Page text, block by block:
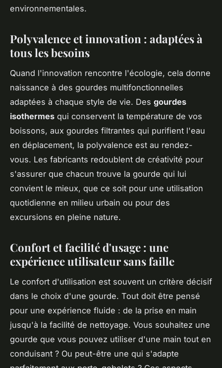
environnementales.
Polyvalence et innovation : adaptées à
tous les besoins
Quand l'innovation rencontre l'écologie, cela donne
naissance à des gourdes multifonctionnelles
adaptées à chaque style de vie. Des gourdes
isothermes qui conservent la température de vos
boissons, aux gourdes filtrantes qui purifient l'eau
en déplacement, la polyvalence est au rendez-
vous. Les fabricants redoublent de créativité pour
s'assurer que chacun trouve la gourde qui lui
convient le mieux, que ce soit pour une utilisation
quotidienne en milieu urbain ou pour des
excursions en pleine nature.
Confort et facilité d'usage : une
expérience utilisateur sans faille
Le confort d'utilisation est souvent un critère décisif
dans le choix d'une gourde. Tout doit être pensé
pour une expérience fluide : de la prise en main
jusqu'à la facilité de nettoyage. Vous souhaitez une
gourde que vous pouvez utiliser d'une main tout en
conduisant ? Ou peut-être une qui s'adapte